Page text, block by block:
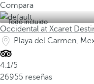
Compara
Todo incluido
Occidental at Xcaret
Playa del Carmen,
4.1/5
26955 reseñas